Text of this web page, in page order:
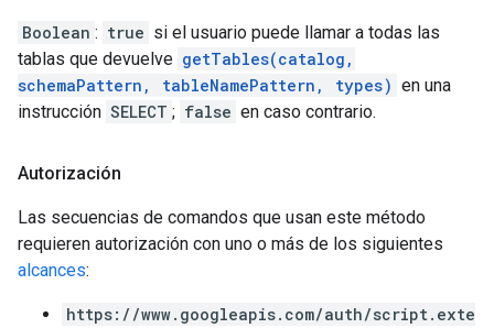
Boolean : true si el usuario puede llamar a todas las
tablas que devuelve getTables(catalog,
schemaPattern, tableNamePattern, types) en una
instrucción SELECT ; false en caso contrario.
Autorización
Las secuencias de comandos que usan este método
requieren autorización con uno o más de los siguientes
alcances:
https://www.googleapis.com/auth/script.exte